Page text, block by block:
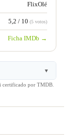
FlixOlé
5,2 / 10 (5 votos)
Ficha IMDb →
▼
certificado por TMDB.